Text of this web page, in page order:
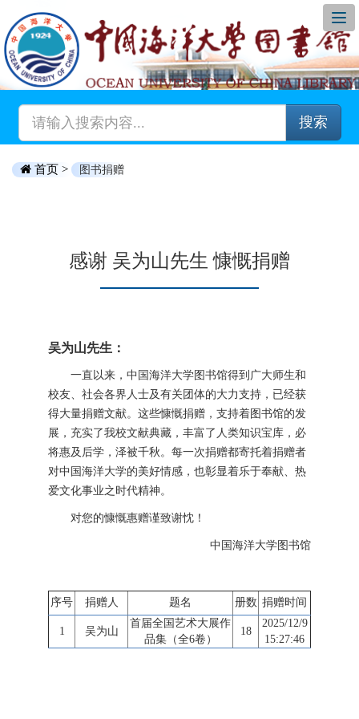
搜索
首页 > 图书捐赠
感谢 吴为山先生 慷慨捐赠
吴为山先生：
一直以来，中国海洋大学图书馆得到广大师生和
校友、社会各界人士及有关团体的大力支持，已经获
得大量捐赠文献。这些慷慨捐赠，支持着图书馆的发
展，充实了我校文献典藏，丰富了人类知识宝库，必
将惠及后学，泽被千秋。每一次捐赠都寄托着捐赠者
对中国海洋大学的美好情感，也彰显着乐于奉献、热
爱文化事业之时代精神。
对您的慷慨惠赠谨致谢忱！
中国海洋大学图书馆
序号 捐赠人 题名 册数 捐赠时间
1 吴为山
首届全国艺术大展作
品集（全6卷）
18
2025/12/9
15:27:46